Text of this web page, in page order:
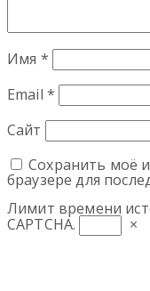
Имя *
Email *
Сайт
Сохранить моё
браузере для
Лимит времени
CAPTCHA.
×